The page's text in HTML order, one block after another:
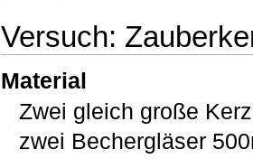
Versuch:
Material
Zwei gleich große
zwei Bechergläser